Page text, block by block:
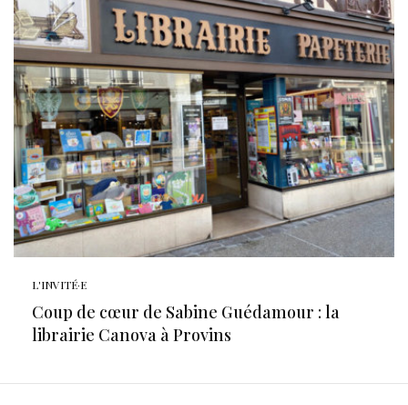
L'INVITÉ·E
Coup de cœur de Sabine Guédamour : la
librairie Canova à Provins